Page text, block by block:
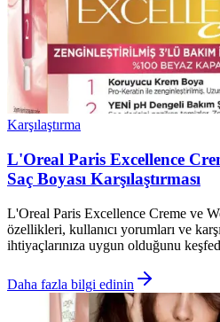
Karşılaştırma
L'Oreal Paris Excellence
Saç Boyası Karşılaştırması
L'Oreal Paris Excellence Creme ve
özellikleri, kullanıcı yorumları ve
ihtiyaçlarınıza uygun olduğunu
Daha fazla bilgi edinin